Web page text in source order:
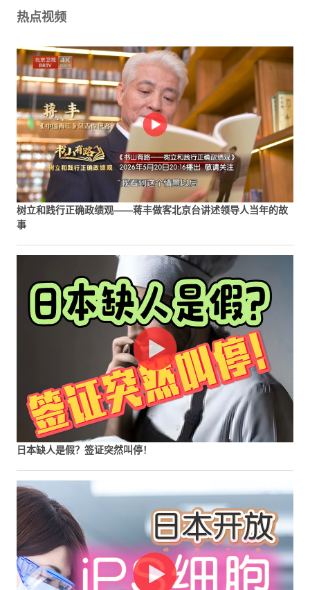
热点视频
树立和践行正确政绩观——蒋丰做客北京台讲述领导人当年的故
事
日本缺人是假？签证突然叫停！